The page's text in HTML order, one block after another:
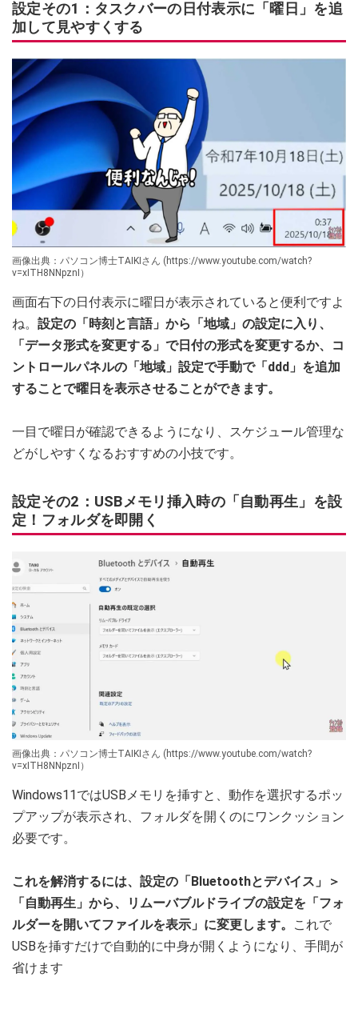
設定その1：タスクバーの日付表示に「曜日」を追
加して見やすくする
画像出典：パソコン博士TAIKIさん (https://www.youtube.com/watch?
v=xITH8NNpznI）
画面右下の日付表示に曜日が表示されていると便利ですよ
ね。 設定の「時刻と言語」から「地域」の設定に入り、
「データ形式を変更する」で日付の形式を変更するか、コ
ントロールパネルの「地域」設定で手動で「ddd」を追加
することで曜日を表示させることができます。
一目で曜日が確認できるようになり、スケジュール管理な
どがしやすくなるおすすめの小技です。
設定その2：USBメモリ挿入時の「自動再生」を設
定！フォルダを即開く
画像出典：パソコン博士TAIKIさん (https://www.youtube.com/watch?
v=xITH8NNpznI）
Windows11ではUSBメモリを挿すと、動作を選択するポッ
プアップが表示され、フォルダを開くのにワンクッション
必要です。
これを解消するには、設定の「Bluetoothとデバイス」＞
「自動再生」から、リムーバブルドライブの設定を「フォ
ルダーを開いてファイルを表示」に変更します。
これで
USBを挿すだけで自動的に中身が開くようになり、手間が
省けます